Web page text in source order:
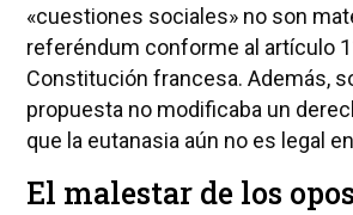
«cuestiones sociales» no son
referéndum conforme al artículo
Constitución francesa. Además,
propuesta no modificaba un
que la eutanasia aún no es legal
El malestar de los